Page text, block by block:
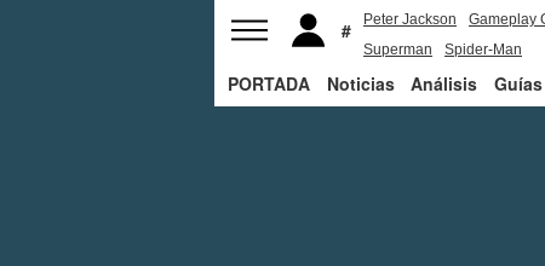
Peter Jackson
Gameplay
Superman
Spider-Man
PORTADA Noticias Análisis Guías